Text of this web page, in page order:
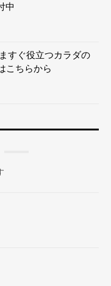
中
すぐ役立つカラダの
こちらから